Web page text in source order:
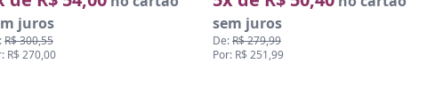
juros
R$ 300,55
R$ 270,00
sem juros
De:R$ 279,99
Por: R$ 251,99